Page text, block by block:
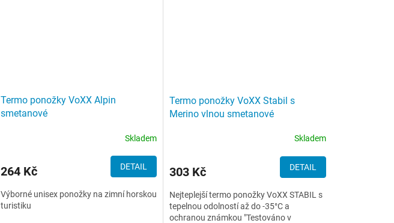
Termo ponožky VoXX Alpin
smetanové
Skladem
264 Kč DETAIL
Výborné unisex ponožky na zimní horskou
turistiku
Termo ponožky VoXX Stabil s
Merino vlnou smetanové
Skladem
303 Kč DETAIL
Nejteplejší termo ponožky VoXX STABIL s
tepelnou odolností až do -35°C a
ochranou známkou "Testováno v